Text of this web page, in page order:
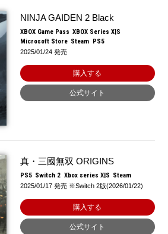
NINJA GAIDEN 2 Black
XBOX Game Pass XBOX Series X|S
Microsoft Store Steam PS5
2025/01/24 発売
購入する
公式サイト
真・三國無双 ORIGINS
PS5 Switch 2 Xbox series X|S Steam
2025/01/17 発売 ※Switch 2版(2026/01/22)
購入する
公式サイト